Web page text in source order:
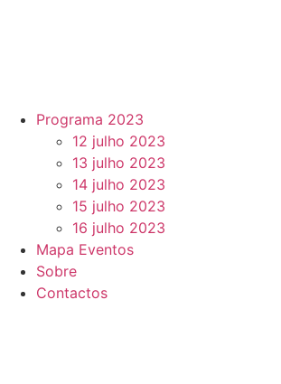
Programa 2023
12 julho 2023
13 julho 2023
14 julho 2023
15 julho 2023
16 julho 2023
Mapa Eventos
Sobre
Contactos